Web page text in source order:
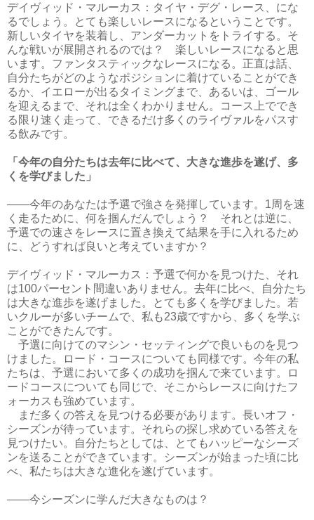
デイヴィッド・マルーカス：タイヤ・デグ・レース、にな
るでしょう。とても楽しいレースになるということです。
新しいタイヤを装着し、アンダーカットをトライする。そ
んな戦いが展開されるのでは？ 楽しいレースになると思
います。ファンタスティックなレースになる。正直は話、
自分たちがどのようなポジションに着けていることができ
るか、イエローが出るタイミングまで、あるいは、ゴール
を迎えるまで、それは全くわかりません。コース上ででき
る限り速く走って、できるだけ多くのライヴァルをパスす
る飲みです。
「今年の自分たちは去年に比べて、大きな進歩を遂げ、多
くを学びました」
――今年のあなたは予選で強さを発揮しています。1周を速
く走るために、何を掴んだんでしょう？ それとは逆に、
予選での速さをレースに置き換えて結果を手に入れるため
に、どうすれば良いと考えていますか？
デイヴィッド・マルーカス：予選で何かを見つけた、それ
は100パーセント間違いありません。去年に比べ、自分たち
は大きな進歩を遂げました。とても多くを学びました。若
いクルーが多いチームで、私も23歳ですから、多くを学ぶ
ことができたんです。
予選に向けてのマシン・セッティングで良いものを見つ
けました。ロード・コースについても同様です。今年の私
たちは、予選において多くの成功を掴んで来ています。ロ
ードコースについても同じで、そこからレースに向けたフ
ォーカスも強めています。
まだ多くの答えを見つける必要があります。長いオフ・
シーズンが待っています。それらの探し求めている答えを
見つけたい。自分たちとしては、とてもハッピーなシーズ
ンを送ることができています。シーズンが始まった頃に比
べ、私たちは大きな進化を遂げています。
――今シーズンに学んだ大きなものは？